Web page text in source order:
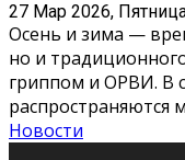
27 Мар 2026,
Осень и зима —
но и
гриппом и ОРВИ. В
распространяются
Новости